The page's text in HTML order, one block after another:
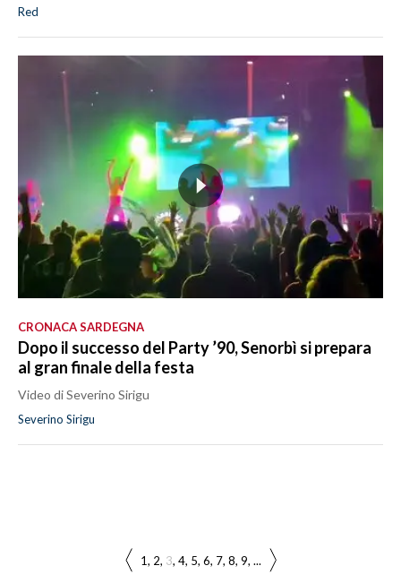
Red
CRONACA SARDEGNA
Dopo il successo del Party ’90, Senorbì si prepara
al gran finale della festa
Video di Severino Sirigu
Severino Sirigu
1 2 3 4 5 6 7 8 9 ...